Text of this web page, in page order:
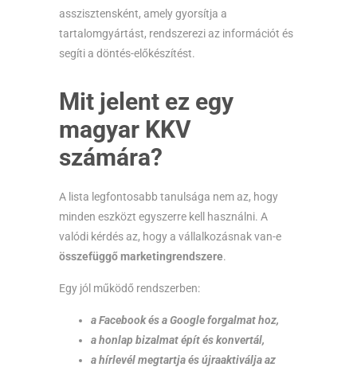
asszisztensként, amely gyorsítja a
tartalomgyártást, rendszerezi az információt és
segíti a döntés-előkészítést.
Mit jelent ez egy
magyar KKV
számára?
A lista legfontosabb tanulsága nem az, hogy
minden eszközt egyszerre kell használni. A
valódi kérdés az, hogy a vállalkozásnak van-e
összefüggő marketingrendszere.
Egy jól működő rendszerben:
a Facebook és a Google forgalmat hoz,
a honlap bizalmat épít és konvertál,
a hírlevél megtartja és újraaktiválja az